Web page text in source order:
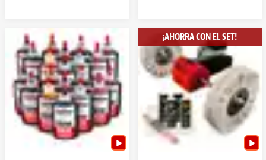
¡AHORRA CON EL SET!